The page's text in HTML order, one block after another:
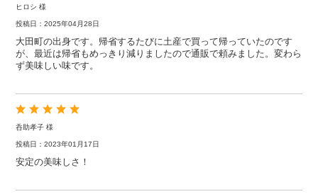
ヒロシ 様
投稿日：2025年04月28日
大田町の出身です。帰省するたびに土産で買って帰っていたのです
が、最近は帰省もめっきり減りましたので通販で頼みました。変わら
ず美味しい味です。
呑助孝子 様
投稿日：2023年01月17日
安定の美味しさ！